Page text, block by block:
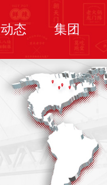
动态 集团